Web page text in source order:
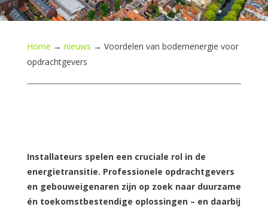
Home → nieuws → Voordelen van bodemenergie voor
opdrachtgevers
Installateurs spelen een cruciale rol in de
energietransitie. Professionele opdrachtgevers
en gebouweigenaren zijn op zoek naar duurzame
én toekomstbestendige oplossingen – en daarbij